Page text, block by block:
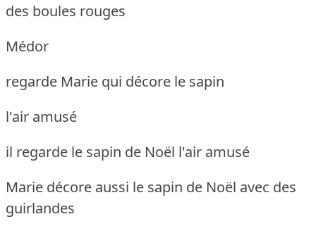
des boules rouges
Médor
regarde Marie qui décore le sapin
l'air amusé
il regarde le sapin de Noël l'air amusé
Marie décore aussi le sapin de Noël avec des
guirlandes